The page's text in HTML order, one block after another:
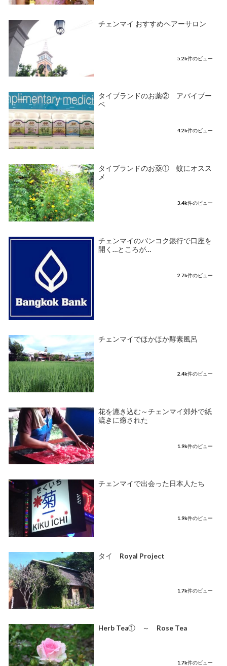
チェンマイ おすすめヘアーサロン
5.2k件のビュー
タイブランドのお薬② アバイブー
ベ
4.2k件のビュー
タイブランドのお薬① 蚊にオスス
メ
3.4k件のビュー
チェンマイのバンコク銀行で口座を
開く…ところが…
2.7k件のビュー
チェンマイでほかほか酵素風呂
2.4k件のビュー
花を漉き込む～チェンマイ郊外で紙
漉きに癒された
1.9k件のビュー
チェンマイで出会った日本人たち
1.9k件のビュー
タイ Royal Project
1.7k件のビュー
Herb Tea① ～ Rose Tea
1.7k件のビュー